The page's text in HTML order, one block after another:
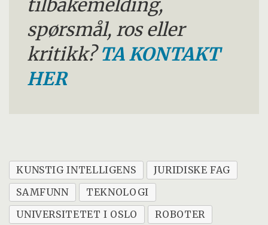
tilbakemelding,
spørsmål, ros eller
kritikk?TA KONTAKT
HER
KUNSTIG INTELLIGENS
JURIDISKE FAG
SAMFUNN
TEKNOLOGI
UNIVERSITETET I OSLO
ROBOTER